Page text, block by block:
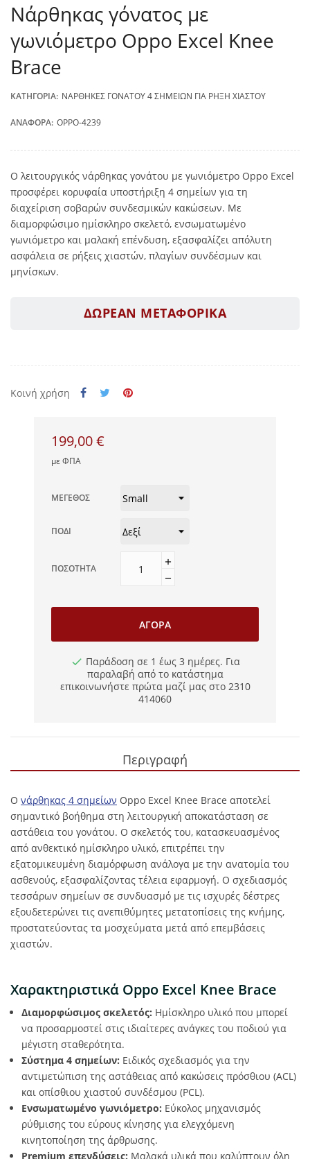
Νάρθηκας γόνατος με
γωνιόμετρο Oppo Excel Knee
Brace
ΚΑΤΗΓΟΡΊΑ: ΝΆΡΘΗΚΕΣ ΓΌΝΑΤΟΥ 4 ΣΗΜΕΊΩΝ ΓΙΑ ΡΉΞΗ ΧΙΑΣΤΟΎ
ΑΝΑΦΟΡΆ: OPPO-4239
Ο λειτουργικός νάρθηκας γονάτου με γωνιόμετρο Oppo Excel
προσφέρει κορυφαία υποστήριξη 4 σημείων για τη
διαχείριση σοβαρών συνδεσμικών κακώσεων. Με
διαμορφώσιμο ημίσκληρο σκελετό, ενσωματωμένο
γωνιόμετρο και μαλακή επένδυση, εξασφαλίζει απόλυτη
ασφάλεια σε ρήξεις χιαστών, πλαγίων συνδέσμων και
μηνίσκων.
ΔΩΡΕΑΝ ΜΕΤΑΦΟΡΙΚΑ
Κοινή χρήση
199,00 €
με ΦΠΑ
ΜΈΓΕΘΟΣ
ΠΌΔΙ
ΠΟΣΌΤΗΤΑ
ΑΓΟΡΆ
Παράδοση σε 1 έως 3 ημέρες. Για
παραλαβή από το κατάστημα
επικοινωνήστε πρώτα μαζί μας στο 2310
414060
Περιγραφή
Ο νάρθηκας 4 σημείων Oppo Excel Knee Brace αποτελεί
σημαντικό βοήθημα στη λειτουργική αποκατάσταση σε
αστάθεια του γονάτου. Ο σκελετός του, κατασκευασμένος
από ανθεκτικό ημίσκληρο υλικό, επιτρέπει την
εξατομικευμένη διαμόρφωση ανάλογα με την ανατομία του
ασθενούς, εξασφαλίζοντας τέλεια εφαρμογή. Ο σχεδιασμός
τεσσάρων σημείων σε συνδυασμό με τις ισχυρές δέστρες
εξουδετερώνει τις ανεπιθύμητες μετατοπίσεις της κνήμης,
προστατεύοντας τα μοσχεύματα μετά από επεμβάσεις
χιαστών.
Χαρακτηριστικά Oppo Excel Knee Brace
Διαμορφώσιμος σκελετός: Ημίσκληρο υλικό που μπορεί
να προσαρμοστεί στις ιδιαίτερες ανάγκες του ποδιού για
μέγιστη σταθερότητα.
Σύστημα 4 σημείων: Ειδικός σχεδιασμός για την
αντιμετώπιση της αστάθειας από κακώσεις πρόσθιου (ACL)
και οπίσθιου χιαστού συνδέσμου (PCL).
Ενσωματωμένο γωνιόμετρο: Εύκολος μηχανισμός
ρύθμισης του εύρους κίνησης για ελεγχόμενη
κινητοποίηση της άρθρωσης.
Premium επενδύσεις: Μαλακά υλικά που καλύπτουν όλη